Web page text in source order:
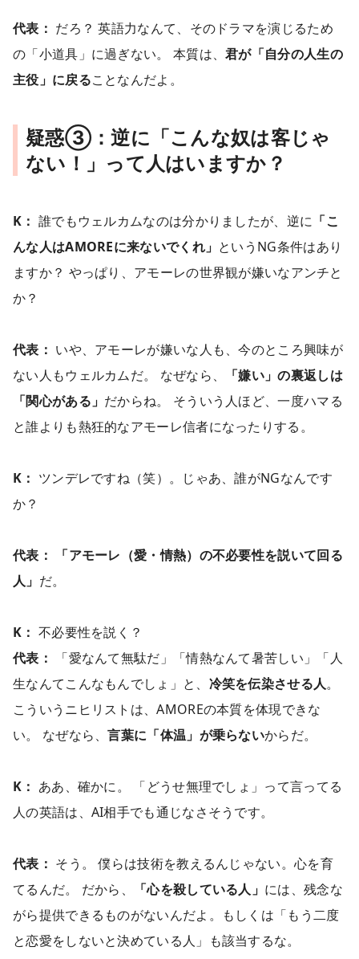
代表： だろ？ 英語力なんて、そのドラマを演じるため
の「小道具」に過ぎない。 本質は、君が「自分の人生の
主役」に戻ることなんだよ。
疑惑③：逆に「こんな奴は客じゃ
ない！」って人はいますか？
K： 誰でもウェルカムなのは分かりましたが、逆に 「こ
んな人はAMOREに来ないでくれ」 というNG条件はあり
ますか？ やっぱり、アモーレの世界観が嫌いなアンチと
か？
代表： いや、アモーレが嫌いな人も、今のところ興味が
ない人もウェルカムだ。 なぜなら、
「嫌い」の裏返しは
「関心がある」 だからね。 そういう人ほど、一度ハマる
と誰よりも熱狂的なアモーレ信者になったりする。
K： ツンデレですね（笑）。じゃあ、誰がNGなんです
か？
代表：
「アモーレ（愛・情熱）の不必要性を説いて回る
人」 だ。
K： 不必要性を説く？
代表：
「愛なんて無駄だ」「情熱なんて暑苦しい」「人
生なんてこんなもんでしょ」と、 冷笑を伝染させる人。
こういうニヒリストは、AMOREの本質を体現できな
い。 なぜなら、言葉に「体温」が乗らないからだ。
K： ああ、確かに。 「どうせ無理でしょ」って言ってる
人の英語は、AI相手でも通じなさそうです。
代表： そう。 僕らは技術を教えるんじゃない。心を育
てるんだ。 だから、
「心を殺している人」 には、残念な
がら提供できるものがないんだよ。もしくは「もう二度
と恋愛をしないと決めている人」も該当するな。